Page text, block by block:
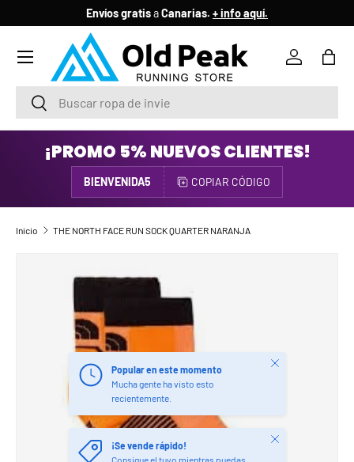
IR AL CONTENIDO
Envíos gratisaCanarias. + info aquí.
BuscarBuscar
Iniciar
Menú
¡PROMO 5% NUEVOS CLIENTES!
BIENVENIDA5 COPIAR CÓDIGO
Inicio THE NORTH FACE RUN SOCK QUARTER NARANJA
IR DIRECTAMENTE A LA INFORMACIÓN DEL PRODUCTO
Popular en este momento
Mucha gente ha visto esto
recientemente.
Cerrar
¡Se vende rápido!
Consigue el tuyo mientras puedas
Cerrar